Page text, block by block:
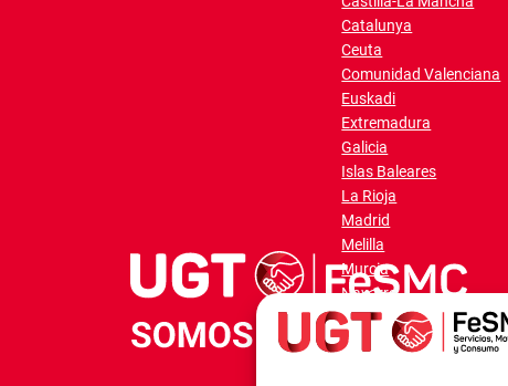
Catalunya
Ceuta
Comunidad Valenciana
Euskadi
Extremadura
Galicia
Islas Baleares
La Rioja
Madrid
Melilla
Murcia
Navarra